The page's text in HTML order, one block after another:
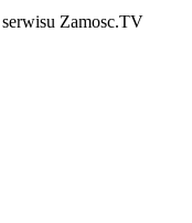
serwisu Zamosc.TV